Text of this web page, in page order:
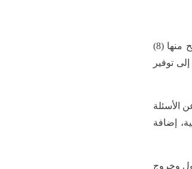
قدم آلاف الوجبات اليومية للزائرين، حيث تم تجهيز المضيف بـ (64) عجلا بوزن (500 كغم) لكل منها، يذبح منها (8)
إلى توفير
الأسئلة
إضافة
وخروج